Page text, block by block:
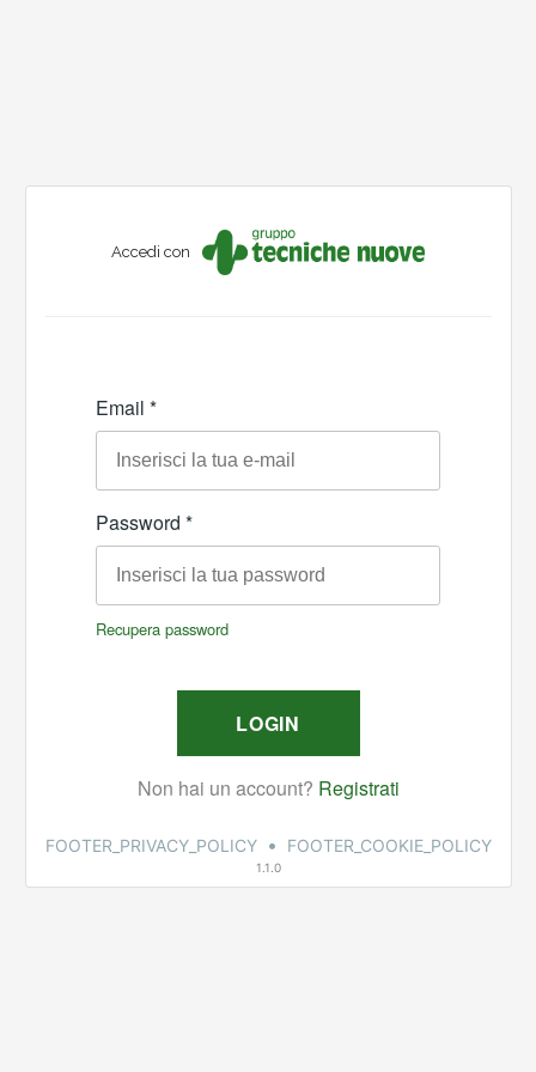
Accedi con
FOOTER_PRIVACY_POLICY • FOOTER_COOKIE_POLICY
1.1.0